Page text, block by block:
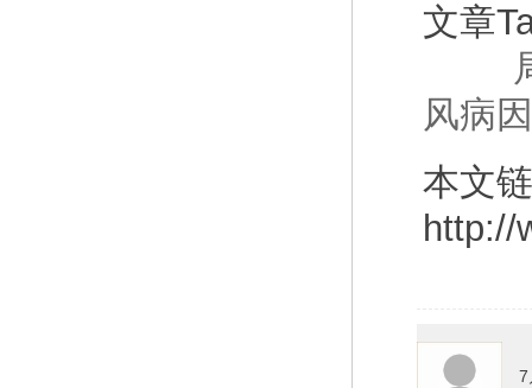
文章
风病因
本文
http://
7